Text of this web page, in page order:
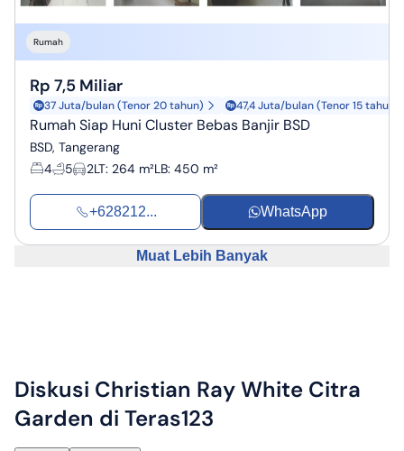
Rumah
Rp 7,5 Miliar
37 Juta/bulan (Tenor 20 tahun) 47,4 Juta/bulan (Tenor 15 tahun)
Rumah Siap Huni Cluster Bebas Banjir BSD
BSD, Tangerang
4
5 2LT: 264 m²LB: 450 m²
+628212... WhatsApp
Muat Lebih Banyak
Diskusi Christian Ray White Citra
Garden di Teras123